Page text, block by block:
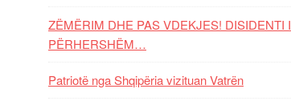
ZËMËRIM DHE PAS VDEKJES! DISIDENTI I
PËRHERSHËM…
Patriotë nga Shqipëria vizituan Vatrën